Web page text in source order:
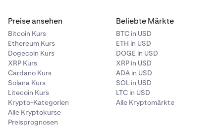
Preise ansehen
Bitcoin Kurs
Ethereum Kurs
Dogecoin Kurs
XRP Kurs
Cardano Kurs
Solana Kurs
Litecoin Kurs
Krypto-Kategorien
Alle Kryptokurse
Preisprognosen
Beliebte Märkte
BTC in USD
ETH in USD
DOGE in USD
XRP in USD
ADA in USD
SOL in USD
LTC in USD
Alle Kryptomärkte